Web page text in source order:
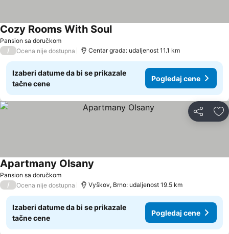
Pansion sa doručkom
Cozy Rooms With SoulPogledaj cene
/ Ocena nije dostupna Centar grada: udaljenost 11.1 km
Izaberi datume da bi se prikazale
tačne cene
Pogledaj cene
Deli
Pansion sa doručkom
Apartmany Olsany
/ Ocena nije dostupna Vyškov, Brno: udaljenost 19.5 km
Izaberi datume da bi se prikazale
tačne cene
Pogledaj cene